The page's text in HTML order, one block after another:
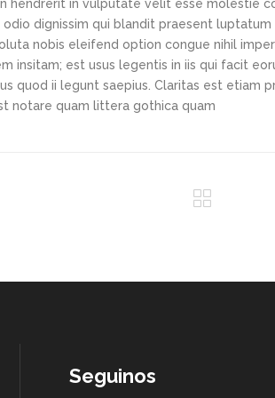
hendrerit in vulputate velit esse molestie
dignissim qui blandit praesent
nobis eleifend option congue nihil
insitam; est usus legentis in iis qui facit
quod ii legunt saepius. Claritas est etiam
notare quam littera gothica quam
Seguinos